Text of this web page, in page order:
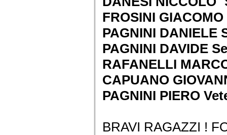
FROSINI
PAGNINI DANIELE
PAGNINI DAVIDE
RAFANELLI
CAPUANO
PAGNINI PIERO
BRAVI RAGAZZI !